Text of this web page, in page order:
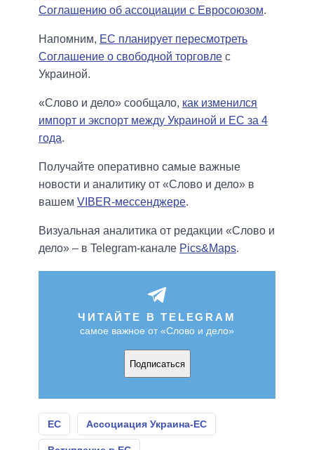
Соглашению об ассоциации с Евросоюзом.
Напомним, ЕС планирует пересмотреть
Соглашение о свободной торговле с
Украиной.
«Слово и дело» сообщало, как изменился
импорт и экспорт между Украиной и ЕС за 4
года.
Получайте оперативно самые важные
новости и аналитику от «Слово и дело» в
вашем VIBER-мессенджере.
Визуальная аналитика от редакции «Слово и
дело» – в Telegram-канале Pics&Maps.
ЧИТАЙТЕ В TELEGRAM
самое важное от «Слово и дело»
Подписаться
ЕС Ассоциация Украина-ЕС